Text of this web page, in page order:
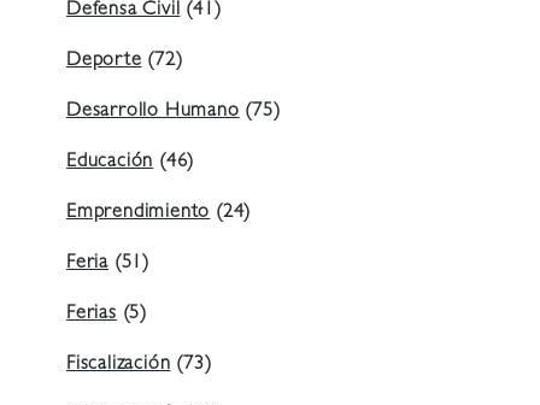
Defensa Civil (41)
Deporte (72)
Desarrollo Humano (75)
Educación (46)
Emprendimiento (24)
Feria (51)
Ferias (5)
Fiscalización (73)